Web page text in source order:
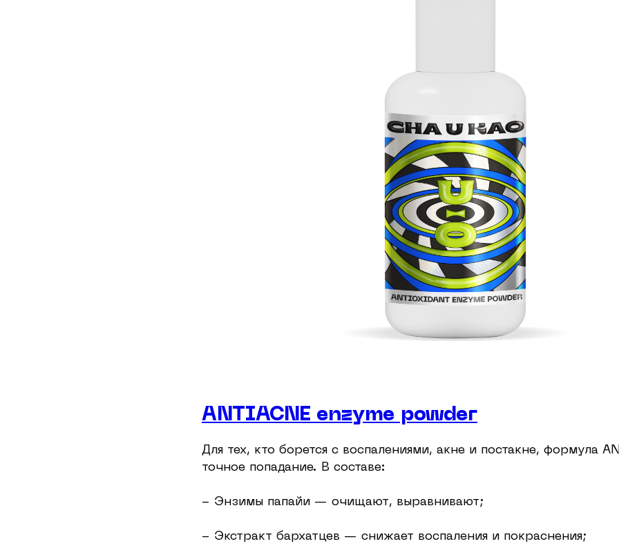
ANTIACNE enzyme powder
Для тех, кто борется с воспалениями, акне и постакне, формула
точное попадание. В составе:
- Энзимы папайи — очищают, выравнивают;
- Экстракт бархатцев — снижает воспаления и покраснения;